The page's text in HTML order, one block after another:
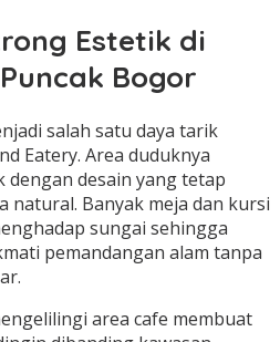
Estetik di
Bogor
salah satu daya tarik
Eatery. Area duduknya
desain yang tetap
natural. Banyak meja dan kursi
sungai sehingga
pemandangan alam tanpa
area cafe membuat